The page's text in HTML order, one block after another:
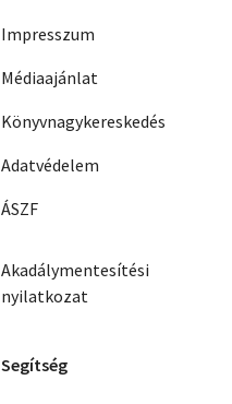
Impresszum
Médiaajánlat
Könyvnagykereskedés
Adatvédelem
ÁSZF
Akadálymentesítési
nyilatkozat
Segítség